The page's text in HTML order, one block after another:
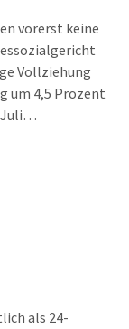
vorerst keine
Vollziehung
um 4,5 Prozent
Juli…
als 24-